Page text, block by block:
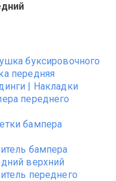
буксировочного
передняя
| Накладки
переднего
бампера
бампера
верхний
переднего